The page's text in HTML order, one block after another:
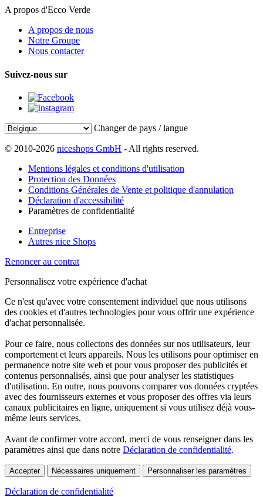
A propos d'Ecco Verde
A propos de nous
Notre Groupe
Nous contacter
Suivez-nous sur
Changer de pays / langue
© 2010-2026 niceshops GmbH - All rights reserved.
Mentions légales et conditions d'utilisation
Protection des Données
Conditions Générales de Vente et politique d'annulation
Déclaration d'accessibilité
Paramètres de confidentialité
Entreprise
Autres nice Shops
Renoncer au contrat
Personnalisez votre expérience d'achat
Ce n'est qu'avec votre consentement individuel que nous utilisons
des cookies et d'autres technologies pour vous offrir une expérience
d'achat personnalisée.
Pour ce faire, nous collectons des données sur nos utilisateurs, leur
comportement et leurs appareils. Nous les utilisons pour optimiser en
permanence notre site web et pour vous proposer des publicités et
contenus personnalisés, ainsi que pour analyser les statistiques
d'utilisation. En outre, nous pouvons comparer vos données cryptées
avec des fournisseurs externes et vous proposer des offres via leurs
canaux publicitaires en ligne, uniquement si vous utilisez déjà vous-
même leurs services.
Avant de confirmer votre accord, merci de vous renseigner dans les
paramètres ainsi que dans notre Déclaration de confidentialité.
Accepter Nécessaires uniquement Personnaliser les paramètres
Déclaration de confidentialité